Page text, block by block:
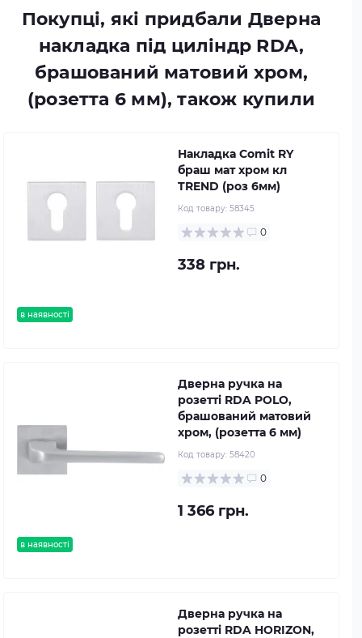
Покупці, які придбали Дверна
накладка під циліндр RDA,
брашований матовий хром,
(розетта 6 мм), також купили
в наявності
Накладка Comit RY
браш мат хром кл
TREND (роз 6мм)
Код товару: 58345
0
338 грн.
в наявності
Дверна ручка на
розетті RDA POLO,
брашований матовий
хром, (розетта 6 мм)
Код товару: 58420
0
1 366 грн.
Дверна ручка на
розетті RDA HORIZON,